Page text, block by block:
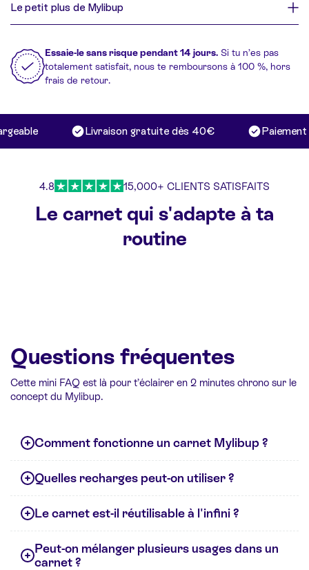
Le petit plus de Mylibup
Essaie-le sans risque pendant 14 jours. Si tu n’es pas
totalement satisfait, nous te remboursons à 100 %, hors
frais de retour.
Livraison gratuite dès 40€ Paiement
4.8 15,000+ CLIENTS SATISFAITS
Le carnet qui s'adapte à ta
routine
Questions fréquentes
Cette mini FAQ est là pour t’éclairer en 2 minutes chrono sur le
concept du Mylibup.
Comment fonctionne un carnet Mylibup ?
Quelles recharges peut-on utiliser ?
Le carnet est-il réutilisable à l'infini ?
Peut-on mélanger plusieurs usages dans un
carnet ?